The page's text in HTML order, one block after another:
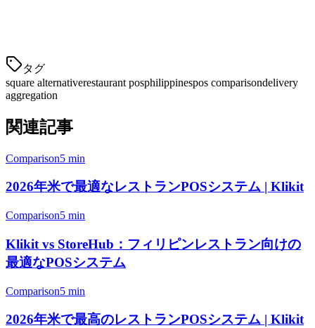
タグ
square alternativerestaurant posphilippinespos comparisondelivery
aggregation
関連記事
Comparison5 min
2026年米で最適なレストランPOSシステム | Klikit
Comparison5 min
Klikit vs StoreHub：フィリピンレストラン向けの
最適なPOSシステム
Comparison5 min
2026年米で最高のレストランPOSシステム | Klikit